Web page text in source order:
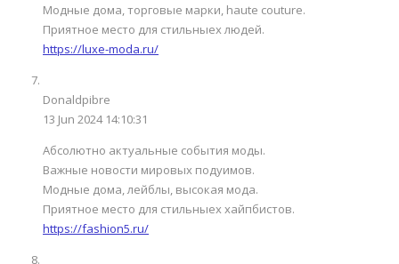
Модные дома, торговые марки, haute couture.
Приятное место для стильныех людей.
https://luxe-moda.ru/
Donaldpibre
13 Jun 2024 14:10:31
Абсолютно актуальные события моды.
Важные новости мировых подуимов.
Модные дома, лейблы, высокая мода.
Приятное место для стильныех хайпбистов.
https://fashion5.ru/